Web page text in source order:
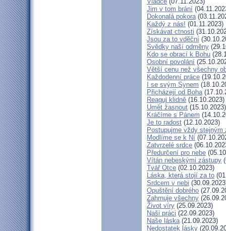
Jim v tom brání
Dokonalá pokora
Každý z nás! (01.11.2023)
Získávat ctnosti
Jsou za to vděční
Svědky naší odměny
Kdo se obrací k Bohu
Osobní povolání
Větší cenu než všechny
Každodenní práce
I se svým Synem
Přicházejí od Boha
Reaguj klidně (16.10.2023)
Umět žasnout (15.10.2023)
Kráčíme s Pánem
Je to radost (12.10.2023)
Postupujme vždy stejným
Modlíme se k Ní
Zatvrzelé srdce
Předurčení pro nebe
Vítán nebeskými zástupy
Tvář Otce (02.10.2023)
Láska, která stojí za to
Srdcem v nebi
Opuštění dobrého
Zahrnuje všechny
Život víry (25.09.2023)
Naši práci (22.09.2023)
Naše láska(21.09.2023)
Nedostatek lásky